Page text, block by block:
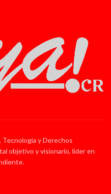
Tecnología y Derechos
objetivo y visionario, líder en